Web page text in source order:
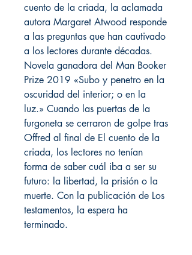
cuento de la criada, la aclamada
autora Margaret Atwood responde
a las preguntas que han cautivado
a los lectores durante décadas.
Novela ganadora del Man Booker
Prize 2019 «Subo y penetro en la
oscuridad del interior; o en la
luz.» Cuando las puertas de la
furgoneta se cerraron de golpe tras
Offred al final de El cuento de la
criada, los lectores no tenían
forma de saber cuál iba a ser su
futuro: la libertad, la prisión o la
muerte. Con la publicación de Los
testamentos, la espera ha
terminado.